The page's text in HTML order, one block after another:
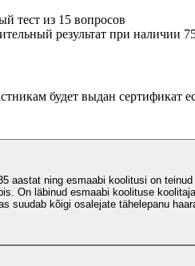
тест из 15 вопросов
результат при наличии
будет выдан сертификат
aastat ning esmaabi koolitusi on
On läbinud esmaabi koolituse
suudab kõigi osalejate tähelepanu